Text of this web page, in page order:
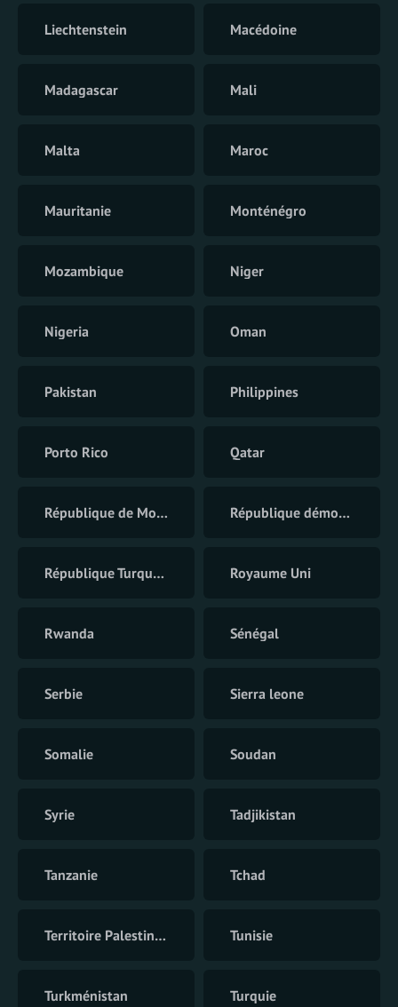
Liechtenstein Macédoine
Madagascar Mali
Malta Maroc
Mauritanie Monténégro
Mozambique Niger
Nigeria Oman
Pakistan Philippines
Porto Rico Qatar
République de Moldavie République démocratique du Congo
République Turque du Chypre du Nord Royaume Uni
Rwanda Sénégal
Serbie Sierra leone
Somalie Soudan
Syrie Tadjikistan
Tanzanie Tchad
Territoire Palestinien Tunisie
Turkménistan Turquie